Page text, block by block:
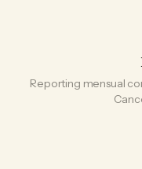
Reporting mensual